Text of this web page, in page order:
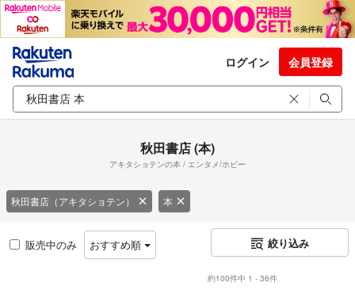
ログイン 会員登録
秋田書店 (本)
アキタショテンの本 / エンタメ/ホビー
秋田書店（アキタショテン） 本
販売中のみ おすすめ順 絞り込み
約100件中 1 - 36件